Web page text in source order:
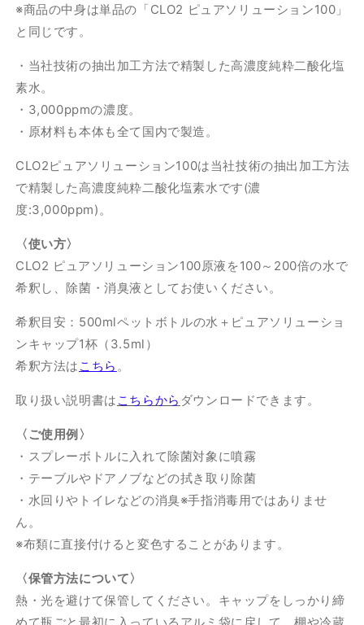
を
減
す
を
す
※商品の中身は単品の「CLO2 ピュアソリューション100」
と同じです。
・当社技術の抽出加工方法で精製した高濃度純粋二酸化塩
素水。
・3,000ppmの濃度。
・原材料も本体も全て国内で製造。
CLO2ピュアソリューション100は当社技術の抽出加工方法
で精製した高濃度純粋二酸化塩素水です(濃
度:3,000ppm)。
〈使い方〉
CLO2 ピュアソリューション100原液を100～200倍の水で
希釈し、除菌・消臭液としてお使いください。
希釈目安：500mlペットボトルの水＋ピュアソリューショ
ンキャップ1杯（3.5ml）
希釈方法は こちら 。
取り扱い説明書は こちらから ダウンロードできます。
〈ご使用例〉
・スプレーボトルに入れて除菌対象に噴霧
・テーブルやドアノブなどの拭き取り除菌
・水回りやトイレなどの消臭※手指消毒用ではありませ
ん。
※布類に直接付けると変色することがあります。
〈保管方法について〉
熱・光を避けて保管してください。キャップをしっかり締